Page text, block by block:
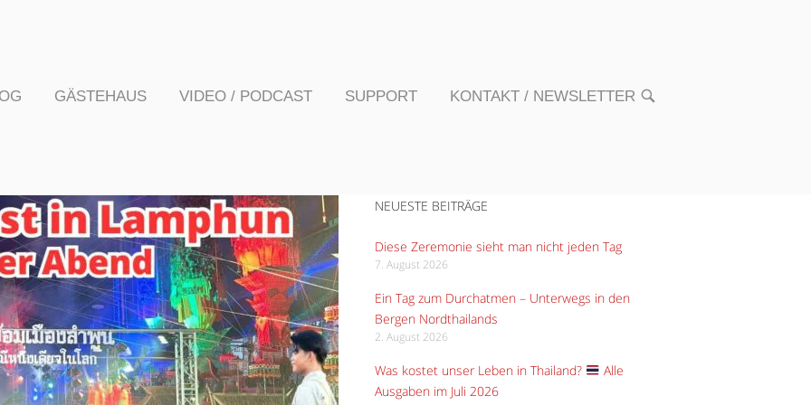
GÄSTEHAUS VIDEO / PODCAST SUPPORT KONTAKT / NEWSLETTER OPEN
NEUESTE BEITRÄGE
Diese Zeremonie sieht man nicht jeden Tag
7. August 2026
Ein Tag zum Durchatmen – Unterwegs in den
Bergen Nordthailands
2. August 2026
Was kostet unser Leben in Thailand?
Alle
Ausgaben im Juli 2026